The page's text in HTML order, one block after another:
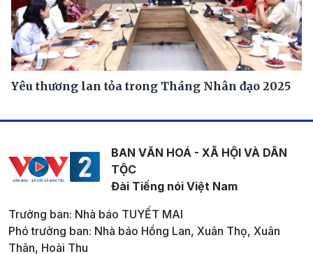
Yêu thương lan tỏa trong Tháng Nhân đạo 2025
BAN VĂN HOÁ - XÃ HỘI VÀ DÂN
TỘC
Đài Tiếng nói Việt Nam
Trưởng ban: Nhà báo TUYẾT MAI
Phó trưởng ban: Nhà báo Hồng Lan, Xuân Thọ, Xuân
Thân, Hoài Thu